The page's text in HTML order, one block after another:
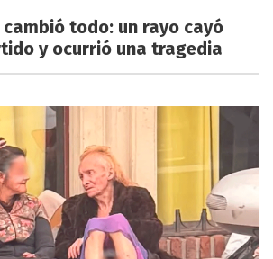
todo: un rayo cayó
y ocurrió una tragedia